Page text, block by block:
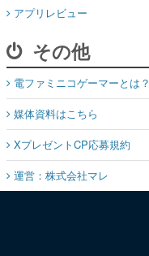
アプリレビュー
その他
電ファミニコゲーマーとは？
媒体資料はこちら
XプレゼントCP応募規約
運営：株式会社マレ